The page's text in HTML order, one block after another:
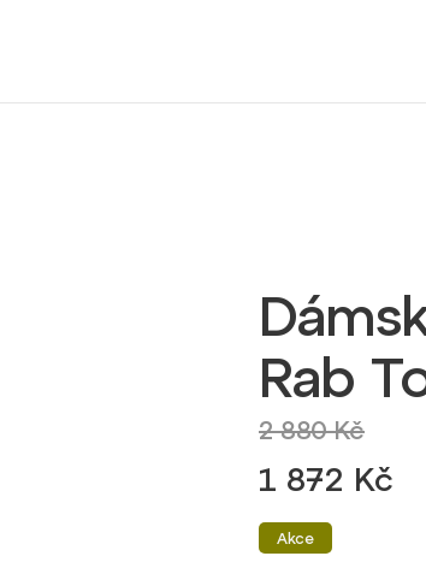
Rab
2 880 Kč
1 872 Kč
Akce